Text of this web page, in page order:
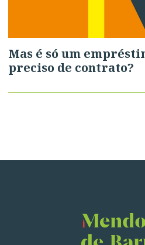
Mas é só um
preciso de contrato?